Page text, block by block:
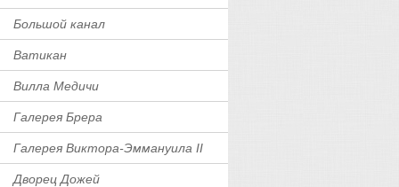
Большой канал
Ватикан
Вилла Медичи
Галерея Брера
Галерея Виктора-Эммануила II
Дворец Дожей